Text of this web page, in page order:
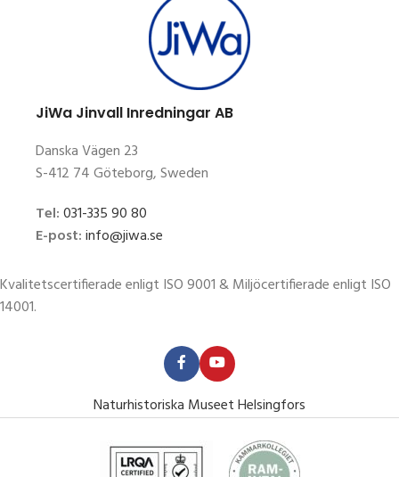
JiWa Jinvall Inredningar AB
Danska Vägen 23
S-412 74 Göteborg, Sweden
Tel:031-335 90 80
E-post:info@jiwa.se
Kvalitetscertifierade enligt ISO 9001 & Miljöcertifierade enligt ISO
14001.
Naturhistoriska Museet Helsingfors